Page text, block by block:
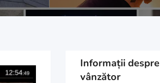
Informații despre
vânzător